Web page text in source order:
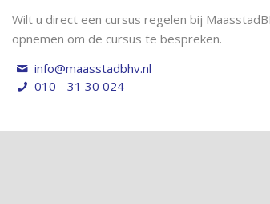
Wilt u direct een cursus regelen bij
opnemen om de cursus te bespreken.
info@maasstadbhv.nl
010 - 31 30 024